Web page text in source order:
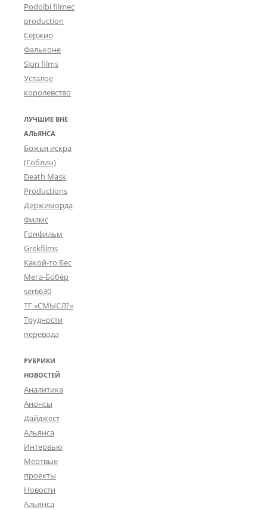
Podolbi filmec
production
Сержио
Фальконе
Slon films
Усталое
королевство
ЛУЧШИЕ ВНЕ
АЛЬЯНСА
Божья искра
(Гоблин)
Death Mask
Productions
Держиморда
Филмс
Гонфильм
Grekfilms
Какой-то Бес
Мега-Бобёр
ser6630
ТГ «СМЫСЛ?»
Трудности
перевода
РУБРИКИ
НОВОСТЕЙ
Аналитика
Анонсы
Дайджест
Альянса
Интервью
Мёртвые
проекты
Новости
Альянса